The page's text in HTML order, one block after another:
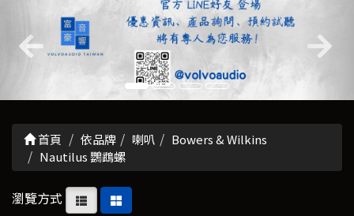
首頁 依品牌 喇叭
Bowers & Wilkins
Nautilus 鸚鵡螺
瀏覽方式